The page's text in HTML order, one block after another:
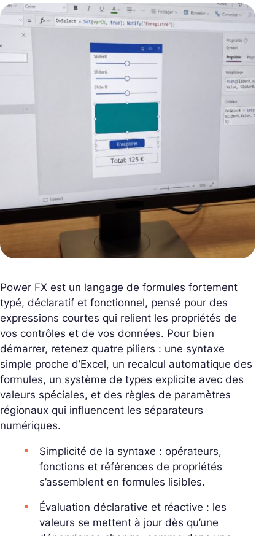
Power FX est un langage de formules fortement
typé, déclaratif et fonctionnel, pensé pour des
expressions courtes qui relient les propriétés de
vos contrôles et de vos données. Pour bien
démarrer, retenez quatre piliers : une syntaxe
simple proche d’Excel, un recalcul automatique des
formules, un système de types explicite avec des
valeurs spéciales, et des règles de paramètres
régionaux qui influencent les séparateurs
numériques.
Simplicité de la syntaxe : opérateurs,
fonctions et références de propriétés
s’assemblent en formules lisibles.
Évaluation déclarative et réactive : les
valeurs se mettent à jour dès qu’une